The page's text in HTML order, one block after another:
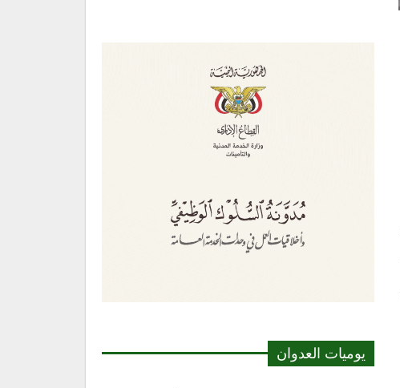
يوميات العدوان